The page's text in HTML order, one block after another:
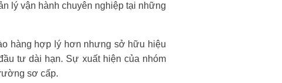
lý vận hành chuyên nghiệp tại những
hàng hợp lý hơn nhưng sở hữu hiệu
tư dài hạn. Sự xuất hiện của nhóm
sơ cấp.